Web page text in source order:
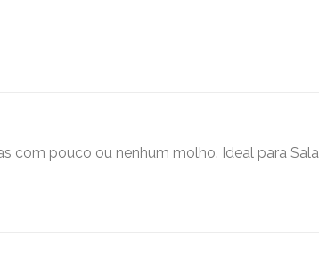
com pouco ou nenhum molho. Ideal para